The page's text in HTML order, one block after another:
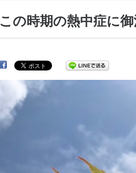
この時期の熱中症に御